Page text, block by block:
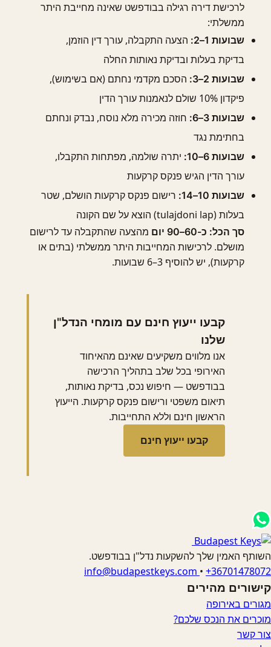
לרכישת דירה רגילה בבודפשט שאינה מחייבת היתר
ממשלתי:
שבועות 1–2:
הצעה התקבלה, עורך דין הוזמן,
בדיקת בעלות ובדיקת נאותות החלה
שבועות 2–3:
הסכם מקדמי נחתם (אם בשימוש),
פיקדון 10% שולם לנאמנות עורך הדין
שבועות 3–6:
חוזה מכירה מלא נוסח, נבדק ונחתם
בחתימת נגד
שבועות 6–10:
יתרה שולמה, מפתחות התקבלו,
עורך הדין הגיש פנקס קרקעות
שבועות 10–14:
רישום פנקס קרקעות הושלם, שטר
בעלות (tulajdoni lap) הוצא על שם הקונה
סך הכל: כ-60–90 יום
מהצעה שהתקבלה עד לרישום
מושלם. לרכישות המחייבות היתר ממשלתי (בתים או
קרקעות), יש להוסיף 3–6 שבועות.
קבעו ייעוץ חינם עם מומחי הנדל"ן
שלנו
אנו מלווים משקיעים שאינם מהאיחוד
האירופי בכל שלב בתהליך הרכישה
בבודפשט — חיפוש נכס, בדיקת נאותות,
תיאום משפטי ורישום פנקס קרקעות. הייעוץ
הראשון חינם וללא התחייבות.
קבעו ייעוץ חינם
השותף האמין שלך להשקעות נדל"ן בבודפשט.
info@budapestkeys.com • +36701478072
קישורים מהירים
מגורים באירופה
מוכרים את הנכס שלכם?
צור קשר